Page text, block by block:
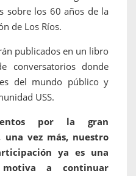
sobre los 60 años de la
de Los Ríos.
publicados en un libro
conversatorios donde
del mundo público y
USS.
por la gran
vez más, nuestro
ya es una
a continuar